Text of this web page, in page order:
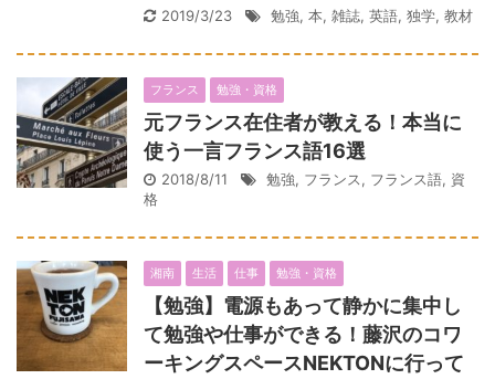
2019/3/23 勉強, 本, 雑誌, 英語, 独学, 教材
フランス 勉強・資格
元フランス在住者が教える！本当に
使う一言フランス語16選
2018/8/11 勉強, フランス, フランス語, 資
格
湘南 生活 仕事 勉強・資格
【勉強】電源もあって静かに集中し
て勉強や仕事ができる！藤沢のコワ
ーキングスペースNEKTONに行って